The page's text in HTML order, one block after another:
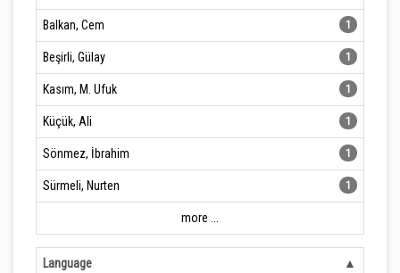
Balkan, Cem 1
Beşirli, Gülay 1
Kasım, M. Ufuk 1
Küçük, Ali 1
Sönmez, İbrahim 1
Sürmeli, Nurten 1
more ...
Language